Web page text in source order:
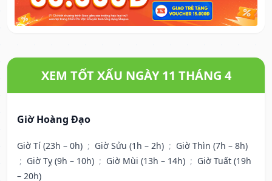
XEM TỐT XẤU NGÀY 11 THÁNG 4
Giờ Hoàng Đạo
Giờ Tí (23h – 0h) ; Giờ Sửu (1h – 2h) ; Giờ Thìn (7h – 8h)
; Giờ Tỵ (9h – 10h) ; Giờ Mùi (13h – 14h) ; Giờ Tuất (19h
– 20h)